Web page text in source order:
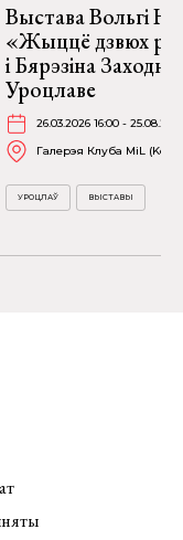
Выстава Вольгі
«Жыццё дзвюх
і Бярэзіна
Уроцлаве
26.03.2026 16:00 -
Галерэя Клуба MiL
УРОЦЛАЎ ВЫСТАВЫ